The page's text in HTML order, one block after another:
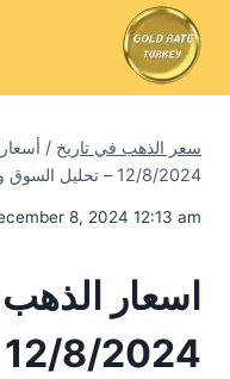
سعر الذهب في تاريخ /
12/8/2024 – تحليل السوق وفرص الاستثمار
8, 2024 12:13 am
اسعار الذهب
12/8/2024